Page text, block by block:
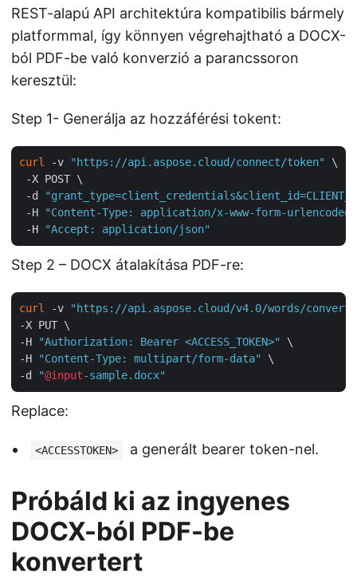
REST-alapú API architektúra kompatibilis bármely
platformmal, így könnyen végrehajtható a DOCX-
ból PDF-be való konverzió a parancssoron
keresztül:
Step 1- Generálja az hozzáférési tokent:
curl -v "https://api.aspose.cloud/connect/token"
\
-X POST \
-d
-H
"Content-Type: application/x-www-form-urlencoded"
-H
"Accept: application/json"
Step 2 – DOCX átalakítása PDF-re:
curl -v
"https://api.aspose.cloud/v4.0/words/
-X PUT \
-H
"Authorization: Bearer <ACCESS_TOKEN>"
\
-H
"Content-Type: multipart/form-data"
\
-d
"@input-sample.docx"
Replace:
<ACCESSTOKEN> a generált bearer token-nel.
Próbáld ki az ingyenes
DOCX-ból PDF-be
konvertert